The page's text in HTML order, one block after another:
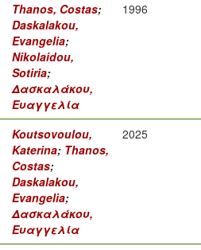
Thanos, Costas;
Daskalakou,
Evangelia;
Nikolaidou,
Sotiria;
Δασκαλάκου,
Ευαγγελία
1996
Koutsovoulou,
Katerina; Thanos,
Costas;
Daskalakou,
Evangelia;
Δασκαλάκου,
Ευαγγελία
2025